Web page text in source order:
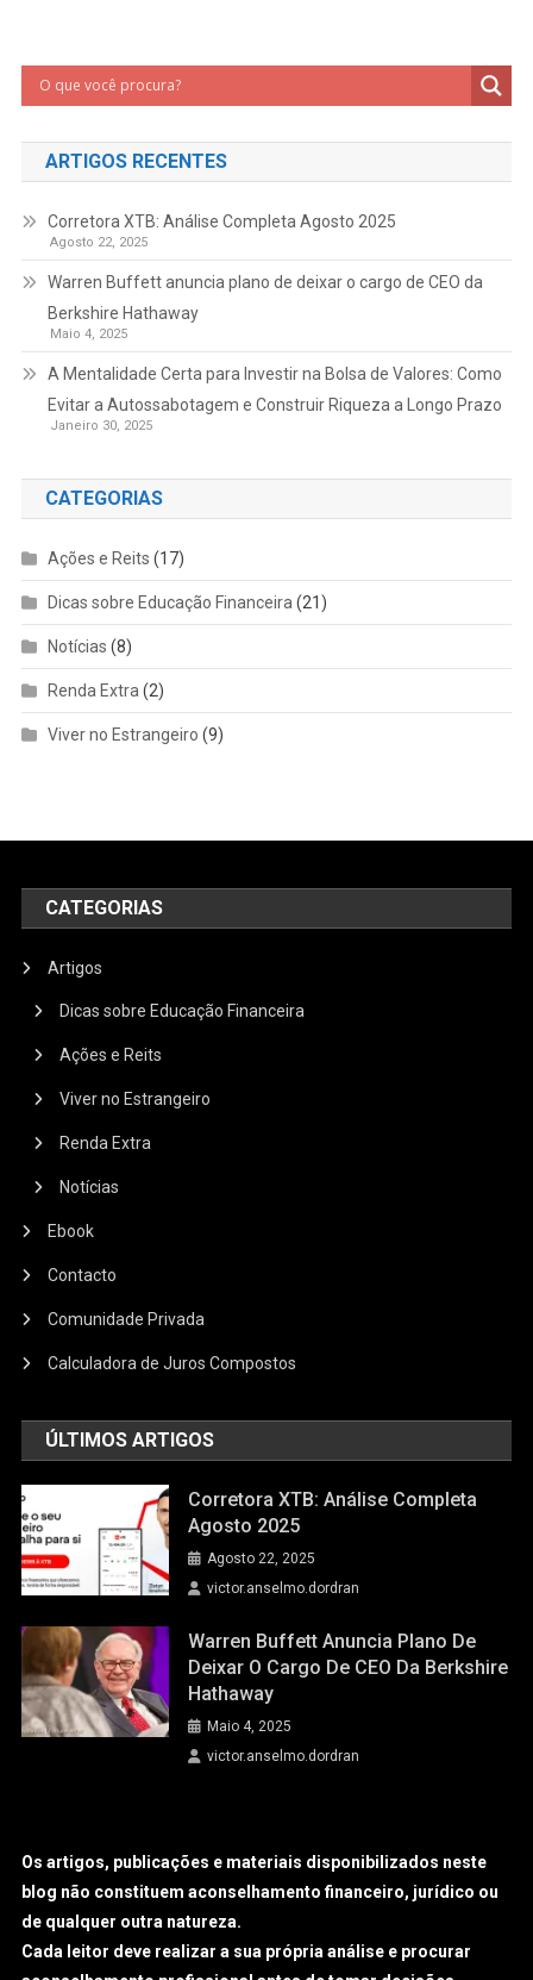
ARTIGOS RECENTES
Corretora XTB: Análise Completa Agosto 2025
Agosto 22, 2025
Warren Buffett anuncia plano de deixar o cargo de CEO da
Berkshire Hathaway
Maio 4, 2025
A Mentalidade Certa para Investir na Bolsa de Valores: Como
Evitar a Autossabotagem e Construir Riqueza a Longo Prazo
Janeiro 30, 2025
CATEGORIAS
Ações e Reits (17)
Dicas sobre Educação Financeira (21)
Notícias (8)
Renda Extra (2)
Viver no Estrangeiro (9)
CATEGORIAS
Artigos
Dicas sobre Educação Financeira
Ações e Reits
Viver no Estrangeiro
Renda Extra
Notícias
Ebook
Contacto
Comunidade Privada
Calculadora de Juros Compostos
ÚLTIMOS ARTIGOS
Corretora XTB: Análise Completa
Agosto 2025
Agosto 22, 2025
victor.anselmo.dordran
Warren Buffett Anuncia Plano De
Deixar O Cargo De CEO Da Berkshire
Hathaway
Maio 4, 2025
victor.anselmo.dordran
Os artigos, publicações e materiais disponibilizados neste
blog não constituem aconselhamento financeiro, jurídico ou
de qualquer outra natureza.
Cada leitor deve realizar a sua própria análise e procurar